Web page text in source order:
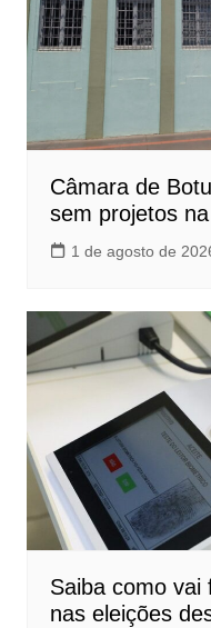
Câmara de
sem projetos
1 de agosto de
Saiba como vai
nas eleições